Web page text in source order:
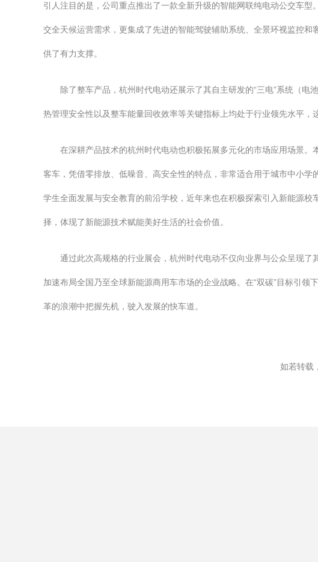
引人注目的是，公司重点推出了一款全新升级的智能网联纯电动公交车
交全天候运营需求，更集成了先进的智能驾驶辅助系统、全景环视监控
供了有力支撑。
除了整车产品，杭州时代电动还展示了其自主研发的“三电”系统（
热管理安全性以及整车能量回收效率等关键指标上均处于行业领先水平
在深耕产品技术的杭州时代电动也积极拓展多元化的市场应用场景
客车，凭借零排放、低噪音、高安全性的特点，非常适合用于城市中小
学生全面发展与安全教育的前沿学校，近年来也在积极探索引入新能源
择，体现了新能源技术赋能美好生活的社会价值。
通过此次高规格的行业展会，杭州时代电动不仅向业界与公众呈现
加速布局全国乃至全球新能源商用车市场的企业战略。在“双碳”目标引
革的浪潮中把握先机，驶入发展的快车道。
如若转载